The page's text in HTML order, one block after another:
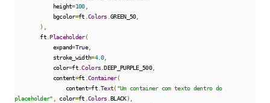
            height
=100,
            bgcolor
=ft Colors .GREEN_50,
),
        ft
Placeholder(
            expand
=True,
            stroke_width
=4.0,
            color
=ft .Colors .DEEP_PURPLE_500,
            content
=ft Container(
                content
=ft.Text("Um container com texto dentro do
placeholder"
color=ft Colors .BLACK),